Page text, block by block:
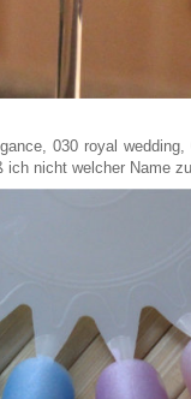
030 royal
nicht welcher Name